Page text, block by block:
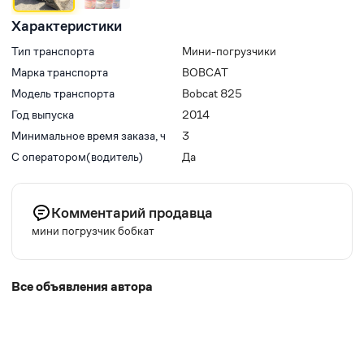
Характеристики
Тип транспорта
Мини-погрузчики
Марка транспорта
BOBCAT
Модель транспорта
Bobcat 825
Год выпуска
2014
Минимальное время заказа, ч
3
С оператором(водитель)
Да
Комментарий продавца
мини погрузчик бобкат
Все объявления автора